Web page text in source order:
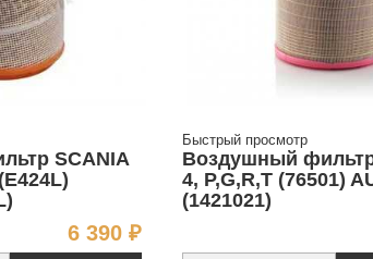
SCANIA
6 390 ₽Цена
Быстрый просмотр
Воздушный
4, P,G,R,T (76501)
(1421021)